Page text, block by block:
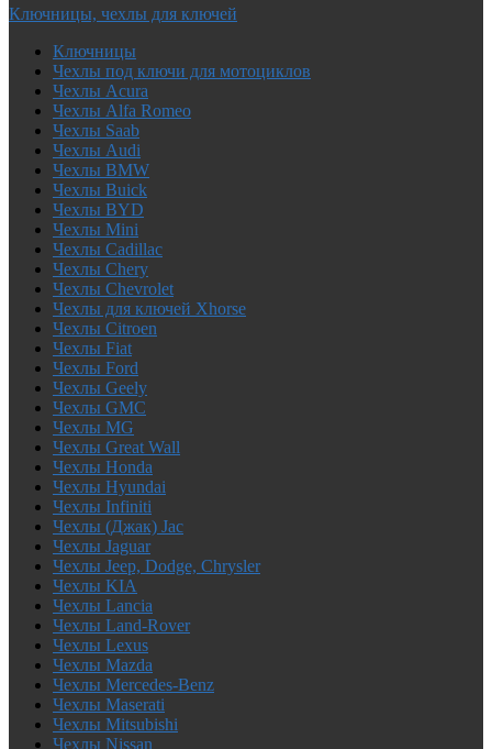
Ключницы, чехлы для ключей
Ключницы
Чехлы под ключи для мотоциклов
Чехлы Acura
Чехлы Alfa Romeo
Чехлы Saab
Чехлы Audi
Чехлы BMW
Чехлы Buick
Чехлы BYD
Чехлы Mini
Чехлы Cadillac
Чехлы Chery
Чехлы Chevrolet
Чехлы для ключей Xhorse
Чехлы Citroen
Чехлы Fiat
Чехлы Ford
Чехлы Geely
Чехлы GMC
Чехлы MG
Чехлы Great Wall
Чехлы Honda
Чехлы Hyundai
Чехлы Infiniti
Чехлы (Джак) Jac
Чехлы Jaguar
Чехлы Jeep, Dodge, Chrysler
Чехлы KIA
Чехлы Lancia
Чехлы Land-Rover
Чехлы Lexus
Чехлы Mazda
Чехлы Mercedes-Benz
Чехлы Maserati
Чехлы Mitsubishi
Чехлы Nissan